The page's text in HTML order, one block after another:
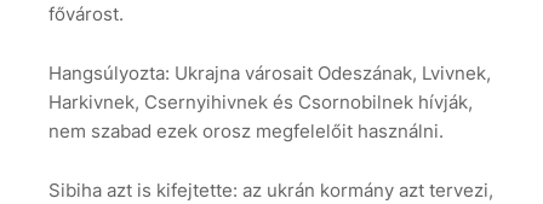
fővárost.
Hangsúlyozta: Ukrajna városait Odeszának, Lvivnek,
Harkivnek, Csernyihivnek és Csornobilnek hívják,
nem szabad ezek orosz megfelelőit használni.
Sibiha azt is kifejtette: az ukrán kormány azt tervezi,